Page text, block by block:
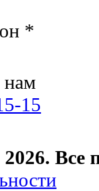
*
нам
15
2026.